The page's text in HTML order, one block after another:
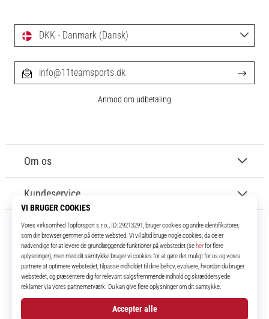
11teamsports.dk
I over 16 år har vi været dine holdkammerater og bringer dig de bedste og
nyeste fodboldprodukter.
Instagram
Om os
Kundeservice
DKK - Danmark (Dansk)
info@11teamsports.dk
Anmod om udbetaling